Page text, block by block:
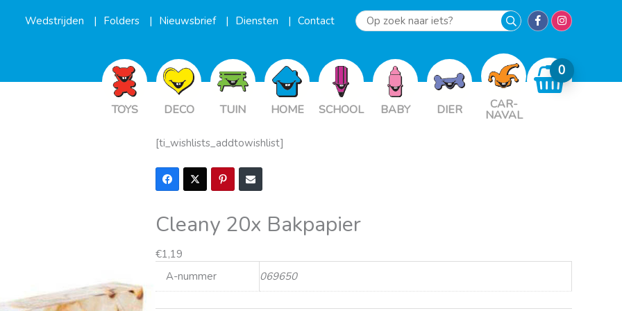
Wedstrijden Folders Nieuwsbrief Diensten Contact
Op
iets?
TOYS DECO TUIN HOME SCHOOL BABY DIER CAR-
NAVAL
[ti_wishlists_addtowishlist]
Cleany 20x Bakpapier
€1,19
A-nummer
069650